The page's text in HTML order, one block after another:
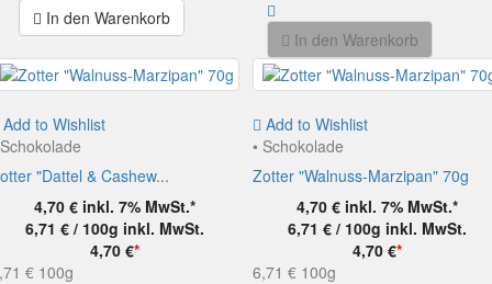
In den Warenkorb
In den Warenkorb
Add to Wishlist
"Dattel & Cashew...
4,70 € inkl. 7% MwSt.*
6,71 € / 100g inkl. MwSt.
4,70 €*
€ 100g
Add to Wishlist
• Schokolade
Zotter "Walnuss-Marzipan" 70g
4,70 € inkl. 7% MwSt.*
6,71 € / 100g inkl. MwSt.
4,70 €*
6,71 € 100g